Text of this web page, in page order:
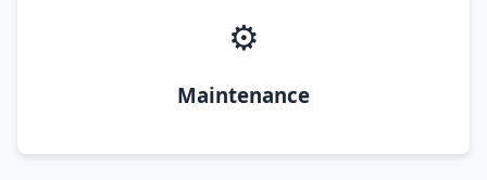
⚙️
Maintenance